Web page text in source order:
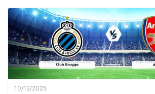
10/12/2025